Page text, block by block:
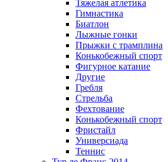
Тяжелая атлетика
Гимнастика
Биатлон
Лыжные гонки
Прыжки с трамплина
Конькобежный спорт
Фигурное катание
Другие
Гребля
Стрельба
Фехтование
Конькобежный спорт
Фристайл
Универсиада
Теннис